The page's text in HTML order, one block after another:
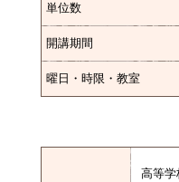
単位数
開講期間
曜日・時限・教室
高等学